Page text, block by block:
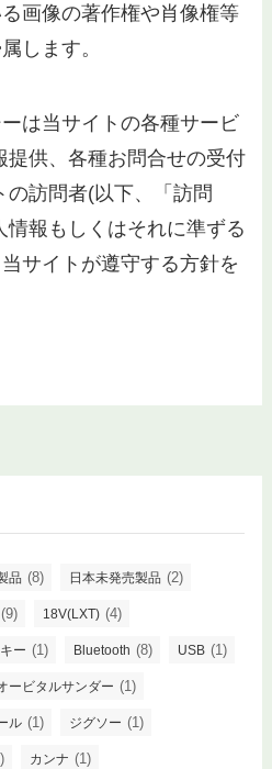
画像の著作権や肖像権等
します。
は当サイトの各種サービ
提供、各種お問合せの受付
訪問者(以下、「訪問
報もしくはそれに準ずる
サイトが遵守する方針を
品 (8) 日本未発売製品 (2)
(9) 18V(LXT) (4)
ー (1) Bluetooth (8) USB (1)
ービタルサンダー (1)
ル (1) ジグソー (1)
カンナ (1)